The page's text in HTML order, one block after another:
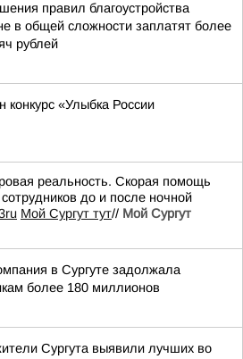
правил благоустройства
в общей сложности заплатят более
рублей
конкурс «Улыбка России
реальность. Скорая помощь
до и после ночной
Мой Сургут тут// Мой Сургут
в Сургуте задолжала
более 180 миллионов
Сургута выявили лучших во